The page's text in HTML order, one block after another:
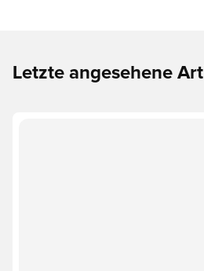
Letzte angesehene